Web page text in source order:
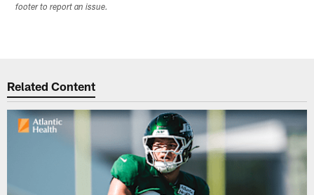
footer to report an issue.
Related Content